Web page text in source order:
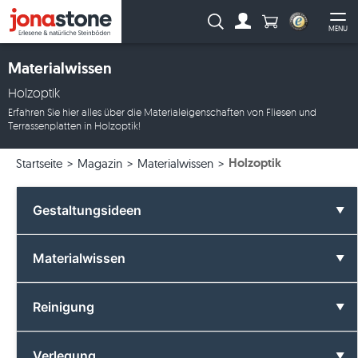
MENU
Suche: Anzahl
Materialwissen
Holzoptik
Erfahren Sie hier alles über die Materialeigenschaften von Fliesen und
Terrassenplatten in Holzoptik!
Startseite Magazin Materialwissen Holzoptik
Gestaltungsideen
Alle Gestaltungsideen
Badezimmer
Materialwissen
Alle Materialwissen
Basalt
Reinigung
Alle Reinigung